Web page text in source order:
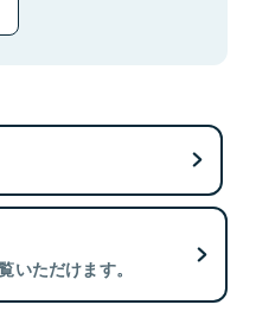
いただけます。